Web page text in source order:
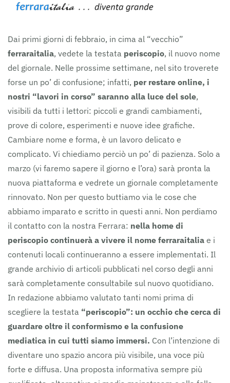
Dai primi giorni di febbraio, in cima al “vecchio”
ferraraitalia, vedete la testata periscopio, il nuovo nome
del giornale. Nelle prossime settimane, nel sito troverete
forse un po’ di confusione; infatti, per restare online, i
nostri “lavori in corso” saranno alla luce del sole,
visibili da tutti i lettori: piccoli e grandi cambiamenti,
prove di colore, esperimenti e nuove idee grafiche.
Cambiare nome e forma, è un lavoro delicato e
complicato. Vi chiediamo perciò un po’ di pazienza. Solo a
marzo (vi faremo sapere il giorno e l’ora) sarà pronta la
nuova piattaforma e vedrete un giornale completamente
rinnovato. Non per questo buttiamo via le cose che
abbiamo imparato e scritto in questi anni. Non perdiamo
il contatto con la nostra Ferrara: nella home di
periscopio continuerà a vivere il nome ferraraitalia e i
contenuti locali continueranno a essere implementati. Il
grande archivio di articoli pubblicati nel corso degli anni
sarà completamente consultabile sul nuovo quotidiano.
In redazione abbiamo valutato tanti nomi prima di
scegliere la testata “periscopio”: un occhio che cerca di
guardare oltre il conformismo e la confusione
mediatica in cui tutti siamo immersi. Con l’intenzione di
diventare uno spazio ancora più visibile, una voce più
forte e diffusa. Una proposta informativa sempre più